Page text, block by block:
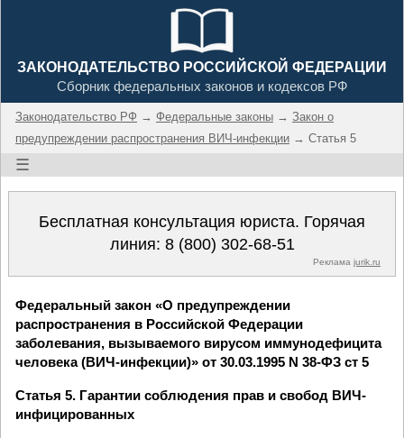
ЗАКОНОДАТЕЛЬСТВО РОССИЙСКОЙ ФЕДЕРАЦИИ
Сборник федеральных законов и кодексов РФ
Законодательство РФ → Федеральные законы → Закон о
предупреждении распространения ВИЧ-инфекции → Статья 5
☰
Бесплатная консультация юриста. Горячая
линия: 8 (800) 302-68-51
Реклама jurik.ru
Федеральный закон «О предупреждении
распространения в Российской Федерации
заболевания, вызываемого вирусом иммунодефицита
человека (ВИЧ-инфекции)» от 30.03.1995 N 38-ФЗ ст 5
Статья 5. Гарантии соблюдения прав и свобод ВИЧ-
инфицированных